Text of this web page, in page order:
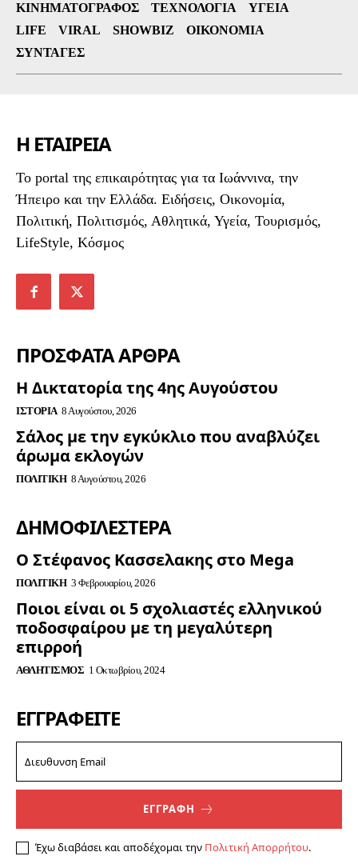
ΚΙΝΗΜΑΤΟΓΡΆΦΟΣ
ΤΕΧΝΟΛΟΓΊΑ
ΥΓΕΊΑ
LIFE
VIRAL SHOWBIZ
ΟΙΚΟΝΟΜΊΑ
ΣΥΝΤΑΓΈΣ
Η ΕΤΑΙΡΕΙΑ
To portal της επικαιρότητας για τα Ιωάννινα, την
Ήπειρο και την Ελλάδα. Ειδήσεις, Οικονομία,
Πολιτική, Πολιτισμός, Αθλητικά, Υγεία, Τουρισμός,
LifeStyle, Κόσμος
ΠΡΟΣΦΑΤΑ ΑΡΘΡΑ
Η Δικτατορία της 4ης Αυγούστου
ΙΣΤΟΡΊΑ 8 Αυγούστου, 2026
Σάλος με την εγκύκλιο που αναβλύζει
άρωμα εκλογών
ΠΟΛΙΤΙΚΉ 8 Αυγούστου, 2026
ΔΗΜΟΦΙΛΈΣΤΕΡΑ
Ο Στέφανος Κασσελακης στο Mega
ΠΟΛΙΤΙΚΉ 3 Φεβρουαρίου, 2026
Ποιοι είναι οι 5 σχολιαστές ελληνικού
ποδοσφαίρου με τη μεγαλύτερη
επιρροή
ΑΘΛΗΤΙΣΜΌΣ 1 Οκτωβρίου, 2024
ΕΓΓΡΑΦΕΊΤΕ
ΕΓΓΡΑΦΗ
Έχω διαβάσει και αποδέχομαι την Πολιτική Απορρήτου.